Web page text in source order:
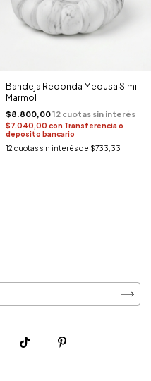
Bandeja Redonda Medusa SImil
Marmol
$8.800,00
$7.040,00 con Transferencia o
depósito bancario
12 cuotas sin interés de $733,33